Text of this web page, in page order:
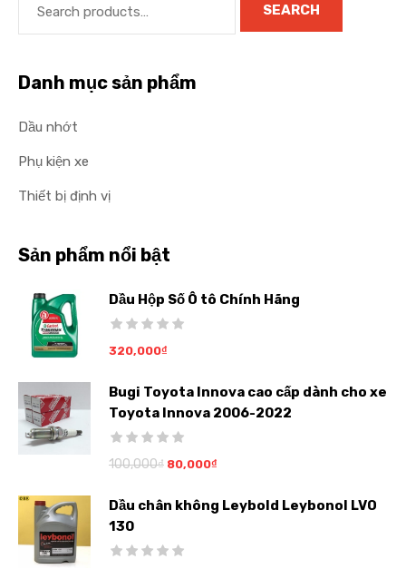
SEARCH
Danh mục sản phẩm
Dầu nhớt
Phụ kiện xe
Thiết bị định vị
Sản phẩm nổi bật
Dầu Hộp Số Ô tô Chính Hãng
320,000₫
Bugi Toyota Innova cao cấp dành cho xe
Toyota Innova 2006-2022
100,000₫ 80,000₫
Dầu chân không Leybold Leybonol LVO
130